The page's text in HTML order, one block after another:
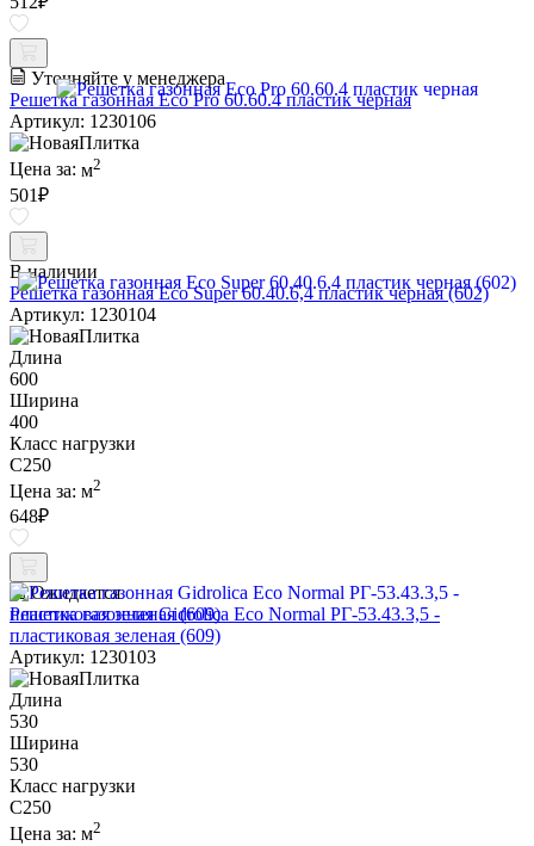
Уточняйте у менеджера
Решетка газонная Eco Pro 60.60.4 пластик черная
Артикул: 1230106
Цена за: м2
501₽
В наличии
Решетка газонная Eco Super 60.40.6,4 пластик черная (602)
Артикул: 1230104
Длина
600
Ширина
400
Класс нагрузки
C250
Цена за: м2
648₽
Ожидается
Решетка газонная Gidrolica Eco Normal РГ-53.43.3,5 -
пластиковая зеленая (609)
Артикул: 1230103
Длина
530
Ширина
530
Класс нагрузки
C250
Цена за: м2